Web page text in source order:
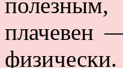
плачевен